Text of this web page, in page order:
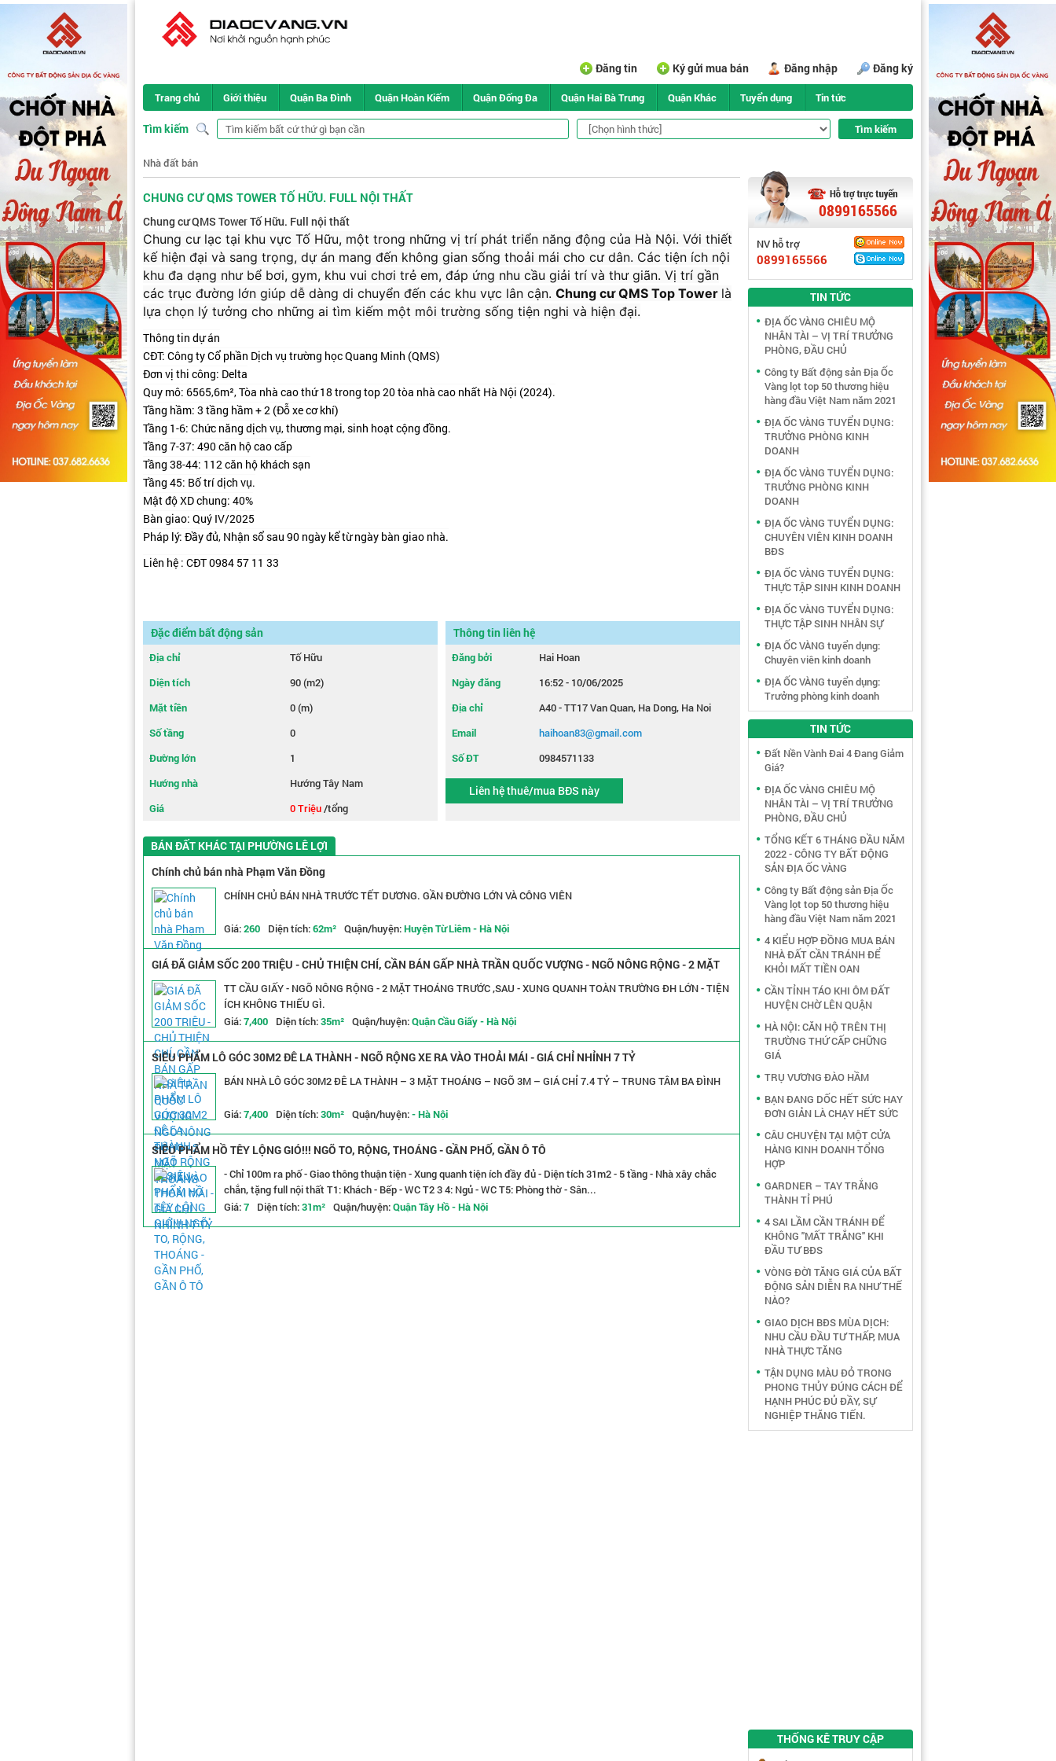
Đăng tin Ký gửi mua bán Đăng nhập Đăng ký
Trang chủ Giới thiệu Quận Ba Đình Quận Hoàn Kiếm Quận Đống Đa Quận Hai Bà Trưng Quận Khác Tuyển dụng Tin tức
Tìm kiếm
Nhà đất bán
CHUNG CƯ QMS TOWER TỐ HỮU. FULL NỘI THẤT
Chung cư QMS Tower Tố Hữu. Full nội thất
Chung cư lạc tại khu vực Tố Hữu, một trong những vị trí phát triển năng động của Hà Nội. Với thiết
kế hiện đại và sang trọng, dự án mang đến không gian sống thoải mái cho cư dân. Các tiện ích nội
khu đa dạng như bể bơi, gym, khu vui chơi trẻ em, đáp ứng nhu cầu giải trí và thư giãn. Vị trí gần
các trục đường lớn giúp dễ dàng di chuyển đến các khu vực lân cận. Chung cư QMS Top Tower là
lựa chọn lý tưởng cho những ai tìm kiếm một môi trường sống tiện nghi và hiện đại.
Thông tin dự án
CĐT: Công ty Cổ phần Dịch vụ trường học Quang Minh (QMS)
Đơn vị thi công: Delta
Quy mô: 6565,6m², Tòa nhà cao thứ 18 trong top 20 tòa nhà cao nhất Hà Nội (2024).
Tầng hầm: 3 tầng hầm + 2 (Đỗ xe cơ khí)
Tầng 1-6: Chức năng dịch vụ, thương mại, sinh hoạt cộng đồng.
Tầng 7-37: 490 căn hộ cao cấp
Tầng 38-44: 112 căn hộ khách sạn
Tầng 45: Bố trí dịch vụ.
Mật độ XD chung: 40%
Bàn giao: Quý IV/2025
Pháp lý: Đầy đủ, Nhận sổ sau 90 ngày kể từ ngày bàn giao nhà.
Liên hệ : CĐT 0984 57 11 33
Đặc điểm bất động sản
Địa chỉ
Tố Hữu
Diện tích
90 (m2)
Mặt tiền
0 (m)
Số tầng
0
Đường lớn
1
Hướng nhà
Hướng Tây Nam
Giá
0 Triệu/tổng
Thông tin liên hệ
Đăng bởi
Hai Hoan
Ngày đăng
16:52 - 10/06/2025
Địa chỉ
A40 - TT17 Van Quan, Ha Dong, Ha Noi
Email
haihoan83@gmail.com
Số ĐT
0984571133
Liên hệ thuê/mua BĐS này
BÁN ĐẤT KHÁC TẠI PHƯỜNG LÊ LỢI
Chính chủ bán nhà Phạm Văn Đồng
CHÍNH CHỦ BÁN NHÀ TRƯỚC TẾT DƯƠNG. GẦN ĐƯỜNG LỚN VÀ CÔNG VIÊN
Giá:260 Diện tích:62m² Quận/huyện:Huyện Từ Liêm - Hà Nội
GIÁ ĐÃ GIẢM SỐC 200 TRIỆU - CHỦ THIỆN CHÍ, CẦN BÁN GẤP NHÀ TRẦN QUỐC VƯỢNG - NGÕ NÔNG RỘNG - 2 MẶT
THOÁNG
TT CẦU GIẤY - NGÕ NÔNG RỘNG - 2 MẶT THOÁNG TRƯỚC ,SAU - XUNG QUANH TOÀN TRƯỜNG ĐH LỚN - TIỆN
ÍCH KHÔNG THIẾU GÌ.
Giá:7,400 Diện tích:35m² Quận/huyện:Quận Cầu Giấy - Hà Nội
SIÊU PHẨM LÔ GÓC 30M2 ĐÊ LA THÀNH - NGÕ RỘNG XE RA VÀO THOẢI MÁI - GIÁ CHỈ NHỈNH 7 TỶ
BÁN NHÀ LÔ GÓC 30M2 ĐÊ LA THÀNH – 3 MẶT THOÁNG – NGÕ 3M – GIÁ CHỈ 7.4 TỶ – TRUNG TÂM BA ĐÌNH
Giá:7,400 Diện tích:30m² Quận/huyện:- Hà Nội
SIÊU PHẨM HỒ TÊY LỘNG GIÓ!!! NGÕ TO, RỘNG, THOÁNG - GẦN PHỐ, GẦN Ô TÔ
- Chỉ 100m ra phố - Giao thông thuận tiện - Xung quanh tiện ích đầy đủ - Diện tích 31m2 - 5 tầng - Nhà xây chắc
chắn, tặng full nội thất T1: Khách - Bếp - WC T2 3 4: Ngủ - WC T5: Phòng thờ - Sân...
Giá:7 Diện tích:31m² Quận/huyện:Quận Tây Hồ - Hà Nội
0899165566
NV hỗ trợ
0899165566
TIN TỨC
ĐỊA ỐC VÀNG CHIÊU MỘ
NHÂN TÀI – VỊ TRÍ TRƯỞNG
PHÒNG, ĐẦU CHỦ
Công ty Bất động sản Địa Ốc
Vàng lọt top 50 thương hiệu
hàng đầu Việt Nam năm 2021
ĐỊA ỐC VÀNG TUYỂN DỤNG:
TRƯỞNG PHÒNG KINH
DOANH
ĐỊA ỐC VÀNG TUYỂN DỤNG:
TRƯỞNG PHÒNG KINH
DOANH
ĐỊA ỐC VÀNG TUYỂN DỤNG:
CHUYÊN VIÊN KINH DOANH
BĐS
ĐỊA ỐC VÀNG TUYỂN DỤNG:
THỰC TẬP SINH KINH DOANH
ĐỊA ỐC VÀNG TUYỂN DỤNG:
THỰC TẬP SINH NHÂN SỰ
ĐỊA ỐC VÀNG tuyển dụng:
Chuyên viên kinh doanh
ĐỊA ỐC VÀNG tuyển dụng:
Trưởng phòng kinh doanh
TIN TỨC
Đất Nền Vành Đai 4 Đang Giảm
Giá?
ĐỊA ỐC VÀNG CHIÊU MỘ
NHÂN TÀI – VỊ TRÍ TRƯỞNG
PHÒNG, ĐẦU CHỦ
TỔNG KẾT 6 THÁNG ĐẦU NĂM
2022 - CÔNG TY BẤT ĐỘNG
SẢN ĐỊA ỐC VÀNG
Công ty Bất động sản Địa Ốc
Vàng lọt top 50 thương hiệu
hàng đầu Việt Nam năm 2021
4 KIỂU HỢP ĐỒNG MUA BÁN
NHÀ ĐẤT CẦN TRÁNH ĐỂ
KHỎI MẤT TIỀN OAN
CẦN TỈNH TÁO KHI ÔM ĐẤT
HUYỆN CHỜ LÊN QUẬN
HÀ NỘI: CĂN HỘ TRÊN THỊ
TRƯỜNG THỨ CẤP CHỮNG
GIÁ
TRỤ VƯƠNG ĐÀO HẦM
BẠN ĐANG DỐC HẾT SỨC HAY
ĐƠN GIẢN LÀ CHẠY HẾT SỨC
CÂU CHUYỆN TẠI MỘT CỬA
HÀNG KINH DOANH TỔNG
HỢP
GARDNER – TAY TRẮNG
THÀNH TỈ PHÚ
4 SAI LẦM CẦN TRÁNH ĐỂ
KHÔNG "MẤT TRẮNG" KHI
ĐẦU TƯ BĐS
VÒNG ĐỜI TĂNG GIÁ CỦA BẤT
ĐỘNG SẢN DIỄN RA NHƯ THẾ
NÀO?
GIAO DỊCH BĐS MÙA DỊCH:
NHU CẦU ĐẦU TƯ THẤP, MUA
NHÀ THỰC TĂNG
TẬN DỤNG MÀU ĐỎ TRONG
PHONG THỦY ĐÚNG CÁCH ĐỂ
HẠNH PHÚC ĐỦ ĐẦY, SỰ
NGHIỆP THĂNG TIẾN.
THỐNG KÊ TRUY CẬP